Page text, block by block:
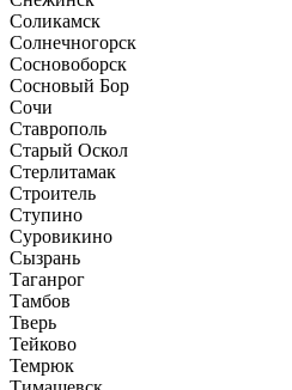
Соликамск
Солнечногорск
Сосновоборск
Сосновый Бор
Сочи
Ставрополь
Старый Оскол
Стерлитамак
Строитель
Ступино
Суровикино
Сызрань
Таганрог
Тамбов
Тверь
Тейково
Темрюк